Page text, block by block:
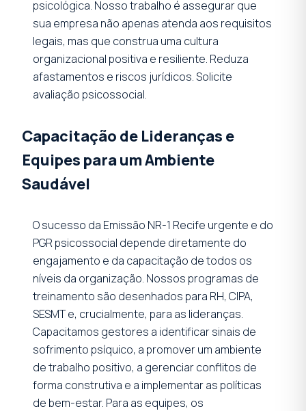
psicológica. Nosso trabalho é assegurar que
sua empresa não apenas atenda aos requisitos
legais, mas que construa uma cultura
organizacional positiva e resiliente. Reduza
afastamentos e riscos jurídicos.Solicite
avaliação psicossocial.
Capacitação de Lideranças e
Equipes para um Ambiente
Saudável
O sucesso da Emissão NR-1 Recife urgente e do
PGR psicossocial depende diretamente do
engajamento e da capacitação de todos os
níveis da organização. Nossos programas de
treinamento são desenhados para RH, CIPA,
SESMT e, crucialmente, para as lideranças.
Capacitamos gestores a identificar sinais de
sofrimento psíquico, a promover um ambiente
de trabalho positivo, a gerenciar conflitos de
forma construtiva e a implementar as políticas
de bem-estar. Para as equipes, os